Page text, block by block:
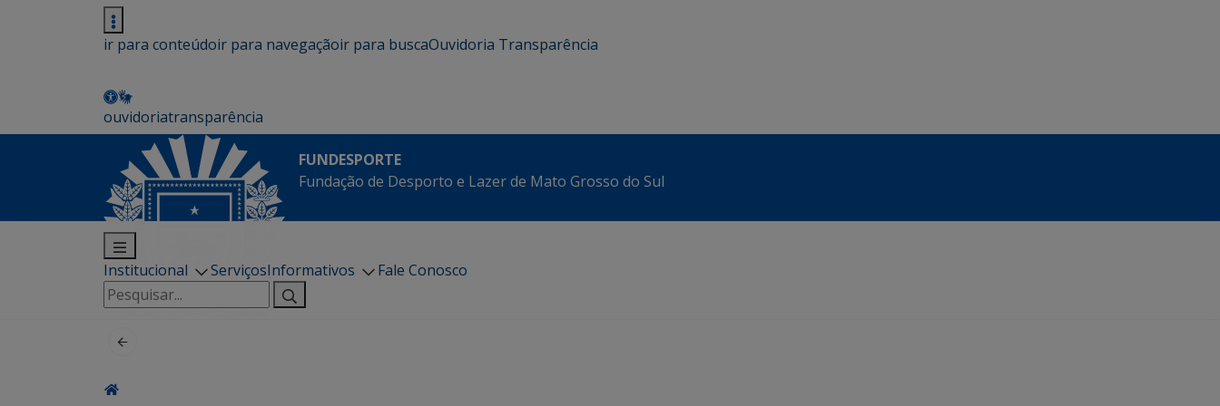
ir para conteúdoir para navegaçãoir para buscaOuvidoria Transparência
ouvidoriatransparência
FUNDESPORTE
Fundação de Desporto e Lazer de Mato Grosso do Sul
Institucional ServiçosInformativos
Fale Conosco
Pesquisar
por: